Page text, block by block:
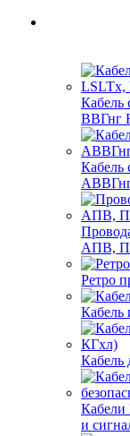
ВВГнг
АПВ,
Ретро
Кабель
Кабель
Кабели
и